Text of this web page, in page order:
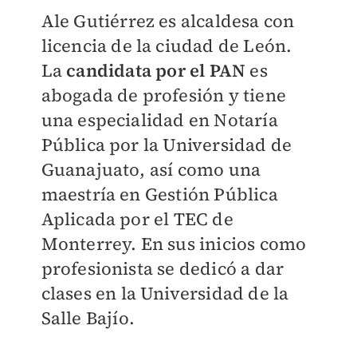
Ale Gutiérrez es alcaldesa con
licencia de la ciudad de León.
La candidata por el PAN es
abogada de profesión y tiene
una especialidad en Notaría
Pública por la Universidad de
Guanajuato, así como una
maestría en Gestión Pública
Aplicada por el TEC de
Monterrey. En sus inicios como
profesionista se dedicó a dar
clases en la Universidad de la
Salle Bajío.